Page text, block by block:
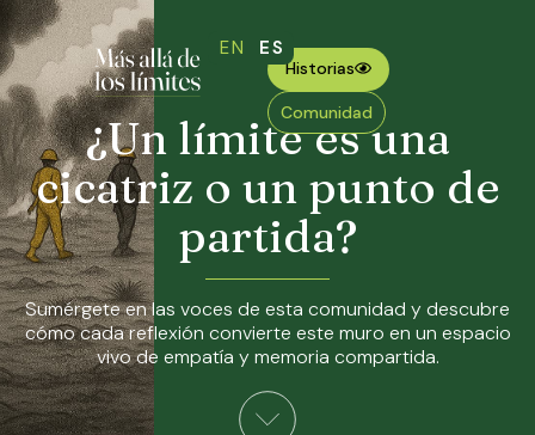
EN ES
Historias
Comunidad
¿Un límite es una
cicatriz o un punto de
partida?
Sumérgete en las voces de esta comunidad y descubre
cómo cada reflexión convierte este muro en un espacio
vivo de empatía y memoria compartida.